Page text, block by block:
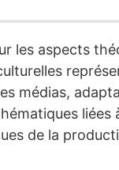
les aspects
médias,
liées
de la